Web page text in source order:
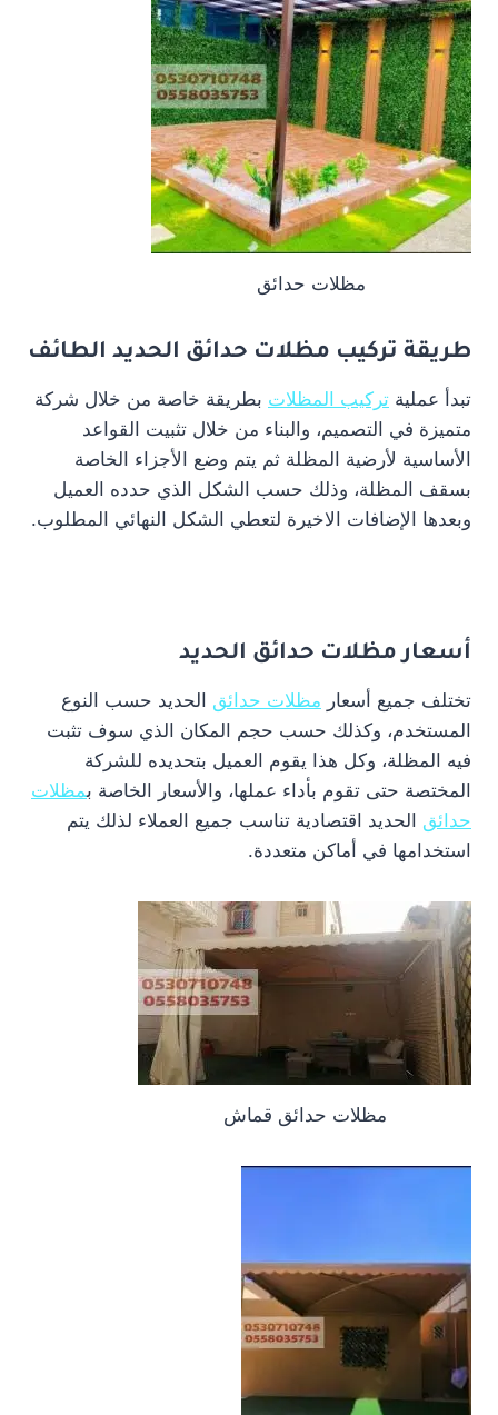
مظلات حدائق
طريقة تركيب مظلات حدائق الحديد الطائف
تبدأ عملية تركيب المظلات بطريقة خاصة من خلال شركة
متميزة في التصميم، والبناء من خلال تثبيت القواعد
الأساسية لأرضية المظلة ثم يتم وضع الأجزاء الخاصة
بسقف المظلة، وذلك حسب الشكل الذي حدده العميل
وبعدها الإضافات الاخيرة لتعطي الشكل النهائي المطلوب.
أسعار مظلات حدائق الحديد
تختلف جميع أسعار مظلات حدائق الحديد حسب النوع
المستخدم، وكذلك حسب حجم المكان الذي سوف تثبت
فيه المظلة، وكل هذا يقوم العميل بتحديده للشركة
المختصة حتى تقوم بأداء عملها، والأسعار الخاصة بمظلات
حدائق الحديد اقتصادية تناسب جميع العملاء لذلك يتم
استخدامها في أماكن متعددة.
مظلات حدائق قماش